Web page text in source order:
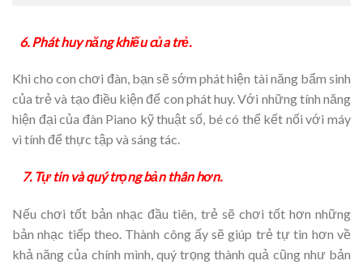
6. Phát huy năng khiếu của trẻ.
Khi cho con chơi đàn, bạn sẽ sớm phát hiện tài năng bẩm sinh
của trẻ và tạo điều kiện để con phát huy. Với những tính năng
hiện đại của đàn Piano kỹ thuật số, bé có thể kết nối với máy
vi tính để thực tập và sáng tác.
7. Tự tin và quý trọng bản thân hơn.
Nếu chơi tốt bản nhạc đầu tiên, trẻ sẽ chơi tốt hơn những
bản nhạc tiếp theo. Thành công ấy sẽ giúp trẻ tự tin hơn về
khả năng của chính mình, quý trọng thành quả cũng như bản